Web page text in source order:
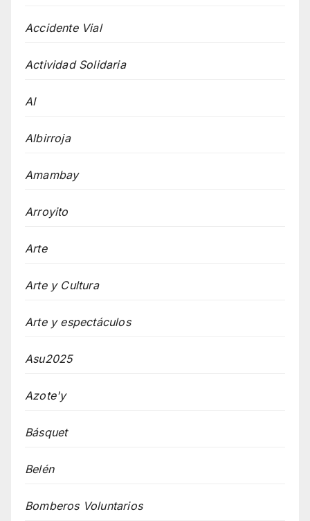
Accidente Vial
Actividad Solidaria
AI
Albirroja
Amambay
Arroyito
Arte
Arte y Cultura
Arte y espectáculos
Asu2025
Azote'y
Básquet
Belén
Bomberos Voluntarios